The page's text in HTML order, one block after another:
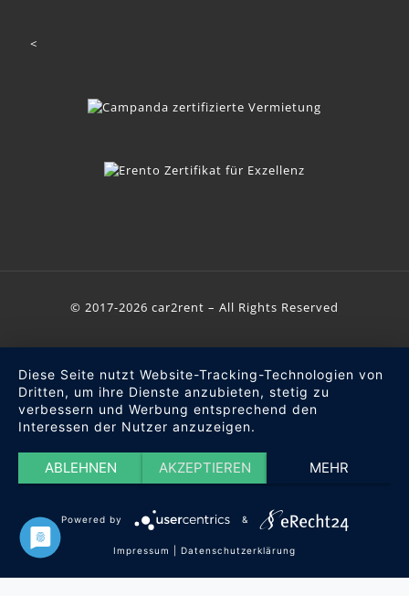
<
© 2017-2026 car2rent – All Rights Reserved
Diese Seite nutzt Website-Tracking-Technologien von
Dritten, um ihre Dienste anzubieten, stetig zu
verbessern und Werbung entsprechend den
Interessen der Nutzer anzuzeigen.
ABLEHNEN AKZEPTIEREN MEHR
Powered by &
Impressum Datenschutzerklärung